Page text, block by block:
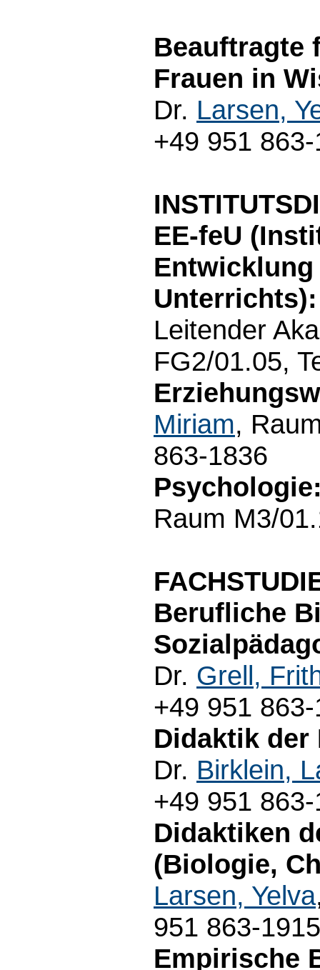
Beauftragte
Frauen in
Dr. Larsen,
+49 951
EE-feU
Entwicklung
Unterrichts):
Leitender
FG2/01.05,
Miriam,
863-1836
Raum M3/
Berufliche
Dr. Grell,
+49 951
Didaktik der
Dr. Birklein,
+49 951
Didaktiken
(Biologie,
Larsen, Yelva
951 863-1915
Empirische